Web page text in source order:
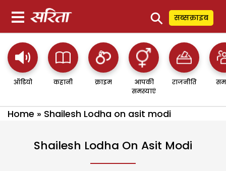
⚲ सब्सक्राइब
ऑडियो कहानी क्राइम
आपकी
समस्याएं
राजनीति
Home » Shailesh Lodha on asit modi
Shailesh Lodha On Asit Modi